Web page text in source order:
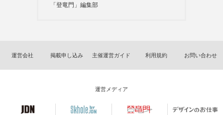
「登竜門」編集部
運営会社 掲載申し込み 主催運営ガイド 利用規約 お問い合わせ
運営メディア